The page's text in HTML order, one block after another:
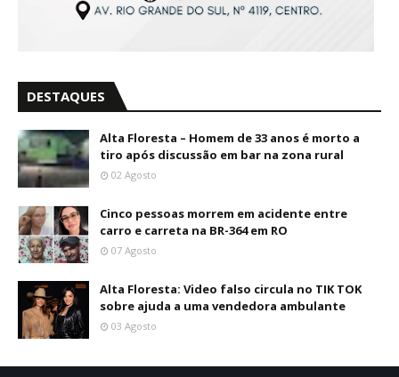
DESTAQUES
Alta Floresta – Homem de 33 anos é morto a
tiro após discussão em bar na zona rural
02 Agosto
Cinco pessoas morrem em acidente entre
carro e carreta na BR-364 em RO
07 Agosto
Alta Floresta: Video falso circula no TIK TOK
sobre ajuda a uma vendedora ambulante
03 Agosto